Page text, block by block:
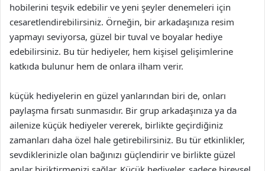
hobilerini teşvik edebilir ve yeni şeyler denemeleri için
cesaretlendirebilirsiniz. Örneğin, bir arkadaşınıza resim
yapmayı seviyorsa, güzel bir tuval ve boyalar hediye
edebilirsiniz. Bu tür hediyeler, hem kişisel gelişimlerine
katkıda bulunur hem de onlara ilham verir.
küçük hediyelerin en güzel yanlarından biri de, onları
paylaşma fırsatı sunmasıdır. Bir grup arkadaşınıza ya da
ailenize küçük hediyeler vererek, birlikte geçirdiğiniz
zamanları daha özel hale getirebilirsiniz. Bu tür etkinlikler,
sevdiklerinizle olan bağınızı güçlendirir ve birlikte güzel